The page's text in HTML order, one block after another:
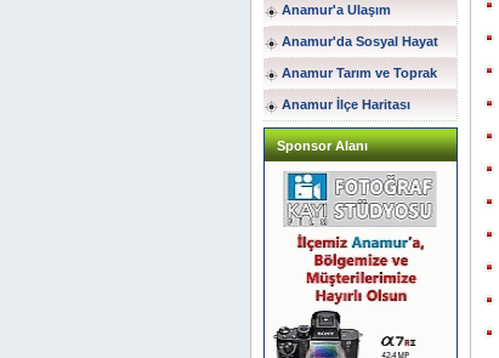
Anamur'a Ulaşım
Anamur'da Sosyal Hayat
Anamur Tarım ve Toprak
Anamur İlçe Haritası
Sponsor Alanı